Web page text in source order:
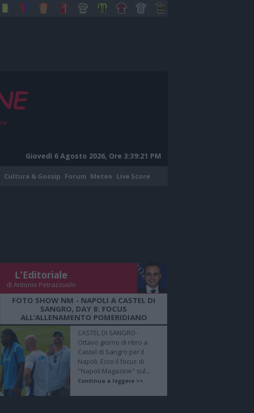
Giovedì 6 Agosto 2026, Ore 3:39:22 PM
Cultura & Gossip Forum Meteo Live Score
L'Editoriale
di Antonio Petrazzuolo
FOTO SHOW NM - NAPOLI A CASTEL DI
SANGRO, DAY 8: FOCUS
ALL’ALLENAMENTO POMERIDIANO
CASTEL DI SANGRO -
Ottavo giorno di ritiro a
Castel di Sangro per il
Napoli. Ecco il focus di
"Napoli Magazine" sul...
Continua a leggere >>